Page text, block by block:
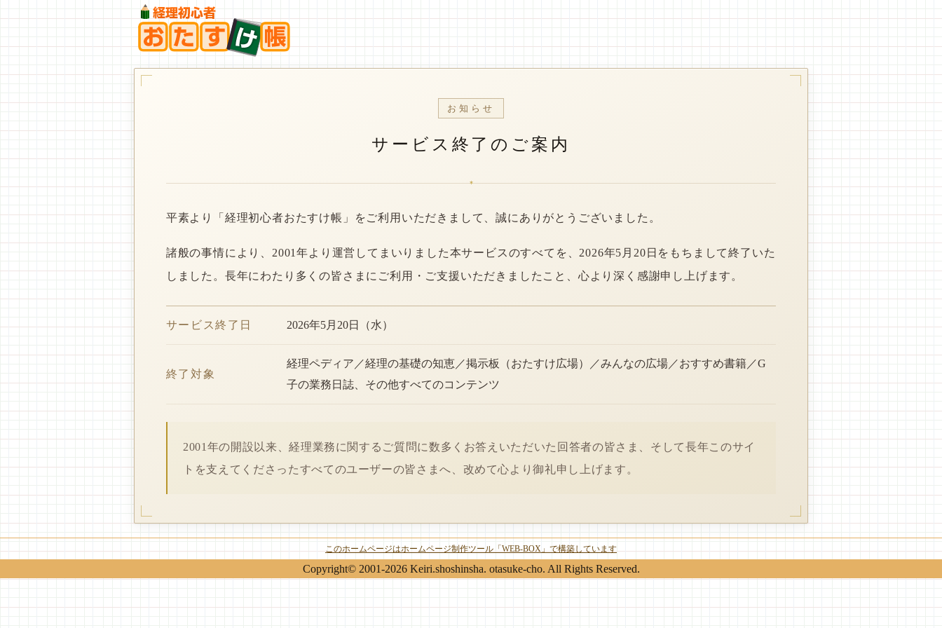
お知らせ
サービス終了のご案内
*
平素より「経理初心者おたすけ帳」をご利用いただきまして、誠にありがとうございました。
諸般の事情により、2001年より運営してまいりました本サービスのすべてを、2026年5月20日をもちまして終了いた
しました。長年にわたり多くの皆さまにご利用・ご支援いただきましたこと、心より深く感謝申し上げます。
サービス終了日 2026年5月20日（水）
終了対象
経理ペディア／経理の基礎の知恵／掲示板（おたすけ広場）／みんなの広場／おすすめ書籍／G
子の業務日誌、その他すべてのコンテンツ
2001年の開設以来、経理業務に関するご質問に数多くお答えいただいた回答者の皆さま、そして長年このサイ
トを支えてくださったすべてのユーザーの皆さまへ、改めて心より御礼申し上げます。
このホームページはホームページ制作ツール「WEB-BOX」で構築しています
Copyright© 2001-2026 Keiri.shoshinsha. otasuke-cho. All Rights Reserved.